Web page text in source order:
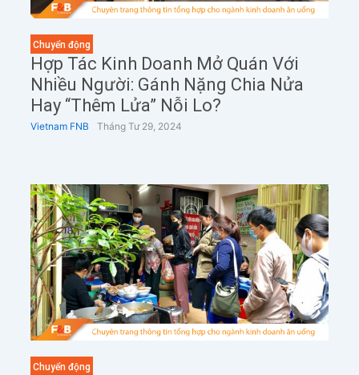
Chuyển động
Hợp Tác Kinh Doanh Mở Quán Với
Nhiều Người: Gánh Nặng Chia Nửa
Hay “Thêm Lửa” Nỗi Lo?
Vietnam FNB Tháng Tư 29, 2024
Chuyển động